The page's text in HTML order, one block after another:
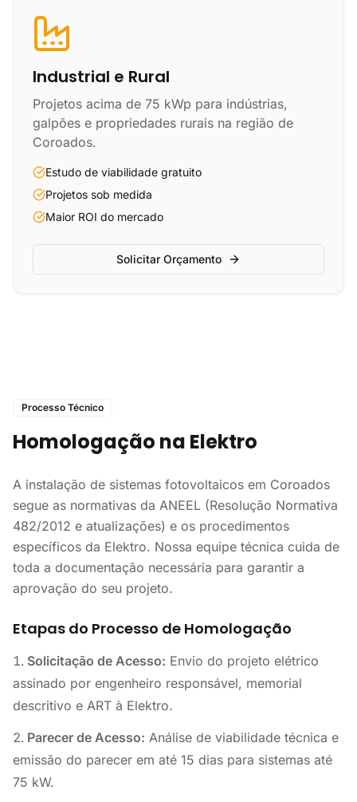
Industrial e Rural
Projetos acima de 75 kWp para indústrias,
galpões e propriedades rurais na região de
Coroados.
Estudo de viabilidade gratuito
Projetos sob medida
Maior ROI do mercado
Solicitar Orçamento
Processo Técnico
Homologação na Elektro
A instalação de sistemas fotovoltaicos em Coroados
segue as normativas da ANEEL (Resolução Normativa
482/2012 e atualizações) e os procedimentos
específicos da Elektro. Nossa equipe técnica cuida de
toda a documentação necessária para garantir a
aprovação do seu projeto.
Etapas do Processo de Homologação
Solicitação de Acesso: Envio do projeto elétrico
assinado por engenheiro responsável, memorial
descritivo e ART à Elektro.
Parecer de Acesso: Análise de viabilidade técnica e
emissão do parecer em até 15 dias para sistemas até
75 kW.